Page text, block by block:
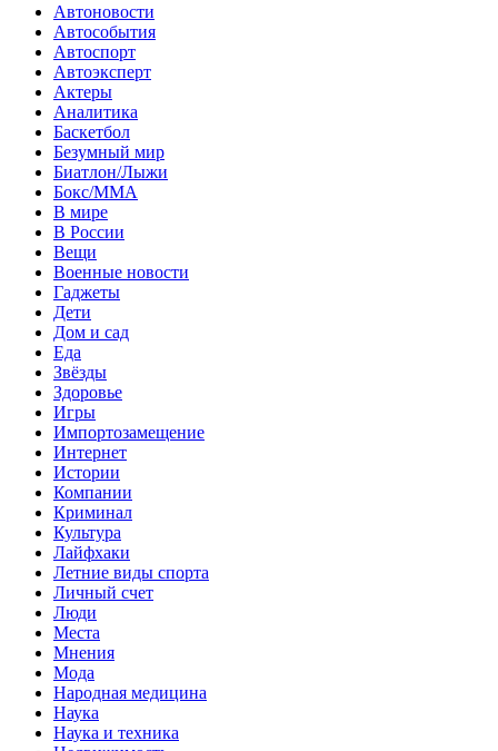
Автоновости
Автособытия
Автоспорт
Автоэксперт
Актеры
Аналитика
Баскетбол
Безумный мир
Биатлон/Лыжи
Бокс/MMA
В мире
В России
Вещи
Военные новости
Гаджеты
Дети
Дом и сад
Еда
Звёзды
Здоровье
Игры
Импортозамещение
Интернет
Истории
Компании
Криминал
Культура
Лайфхаки
Летние виды спорта
Личный счет
Люди
Места
Мнения
Мода
Народная медицина
Наука
Наука и техника